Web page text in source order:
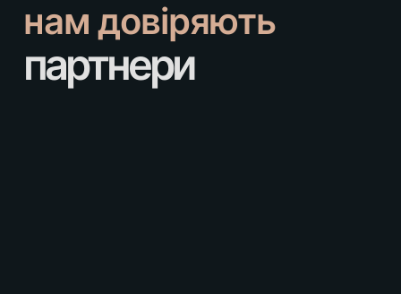
нам довіряють
партнери